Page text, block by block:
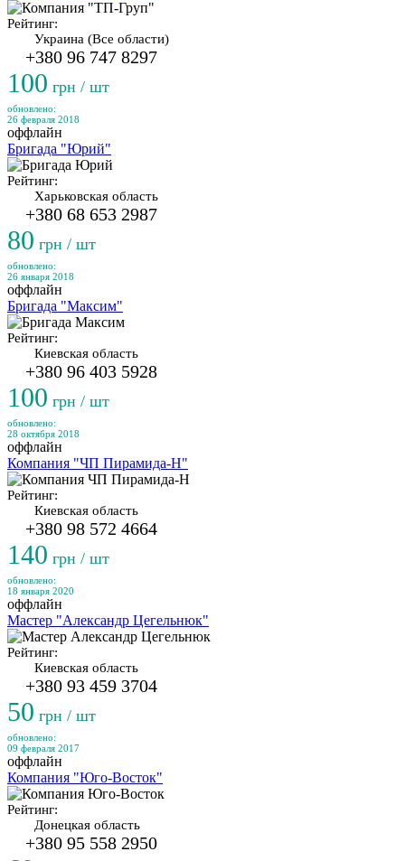
Рейтинг:
Украина (Все области)
+380 96 747 8297
100 грн / шт
обновлено:
26 февраля 2018
оффлайн
Бригада "Юрий"
Рейтинг:
Харьковская область
+380 68 653 2987
80 грн / шт
обновлено:
26 января 2018
оффлайн
Бригада "Максим"
Рейтинг:
Киевская область
+380 96 403 5928
100 грн / шт
обновлено:
28 октября 2018
оффлайн
Компания "ЧП Пирамида-Н"
Рейтинг:
Киевская область
+380 98 572 4664
140 грн / шт
обновлено:
18 января 2020
оффлайн
Мастер "Александр Цегельнюк"
Рейтинг:
Киевская область
+380 93 459 3704
50 грн / шт
обновлено:
09 февраля 2017
оффлайн
Компания "Юго-Восток"
Рейтинг:
Донецкая область
+380 95 558 2950